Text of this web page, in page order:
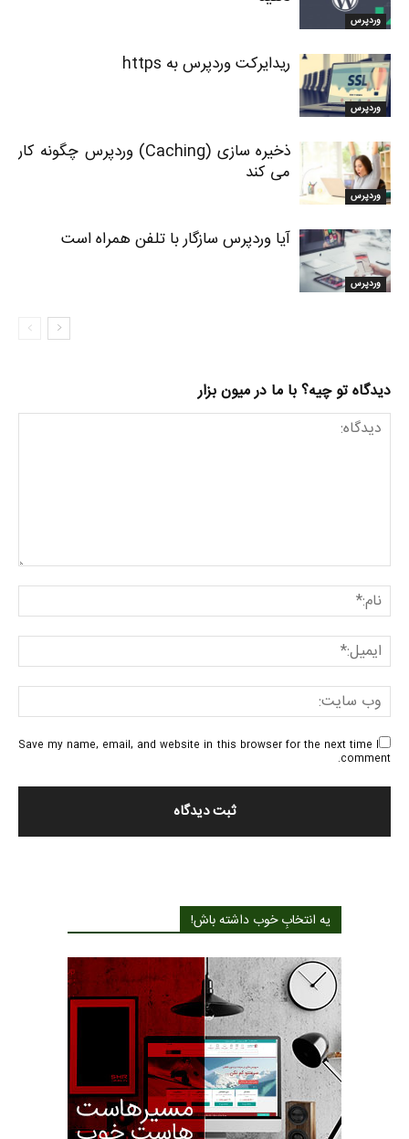
وردپرس
وردپرس
ریدایرکت وردپرس به https
وردپرس
ذخیره سازی (Caching) وردپرس چگونه کار
می کند
وردپرس
آیا وردپرس سازگار با تلفن همراه است
دیدگاه تو چیه؟ با ما در میون بزار
Save my name, email, and website in this browser for the next time I
comment.
یه انتخابِ خوب داشته باش!